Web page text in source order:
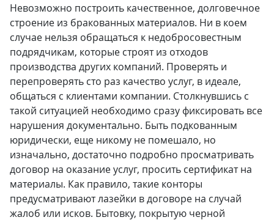
Невозможно построить качественное, долговечное
строение из бракованных материалов. Ни в коем
случае нельзя обращаться к недобросовестным
подрядчикам, которые строят из отходов
производства других компаний. Проверять и
перепроверять сто раз качество услуг, в идеале,
общаться с клиентами компании. Столкнувшись с
такой ситуацией необходимо сразу фиксировать все
нарушения документально. Быть подкованным
юридически, еще никому не помешало, но
изначально, достаточно подробно просматривать
договор на оказание услуг, просить сертификат на
материалы. Как правило, такие конторы
предусматривают лазейки в договоре на случай
жалоб или исков. Бытовку, покрытую черной